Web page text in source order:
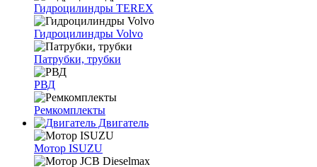
Гидроцилиндры TEREX
Гидроцилиндры Volvo
Патрубки, трубки
РВД
Ремкомплекты
Двигатель
Мотор ISUZU